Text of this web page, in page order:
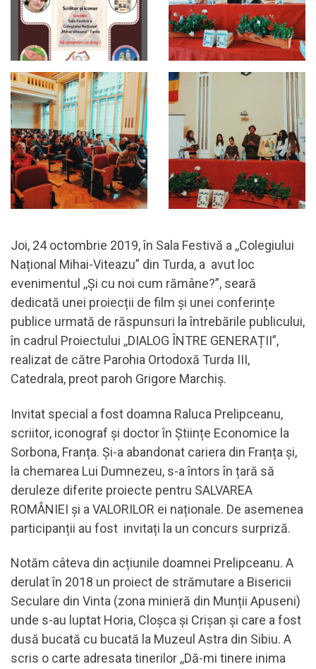
Joi, 24 octombrie 2019, în Sala Festivă a ,,Colegiului
Național Mihai-Viteazu” din Turda, a avut loc
evenimentul ,,Și cu noi cum rămâne?”, seară
dedicată unei proiecții de film și unei conferințe
publice urmată de răspunsuri la întrebările publicului,
în cadrul Proiectului ,,DIALOG ÎNTRE GENERAȚII”,
realizat de către Parohia Ortodoxă Turda III,
Catedrala, preot paroh Grigore Marchiș.
Invitat special a fost doamna Raluca Prelipceanu,
scriitor, iconograf și doctor în Științe Economice la
Sorbona, Franța. Și-a abandonat cariera din Franța și,
la chemarea Lui Dumnezeu, s-a întors în țară să
deruleze diferite proiecte pentru SALVAREA
ROMÂNIEI și a VALORILOR ei naționale. De asemenea
participanții au fost invitați la un concurs surpriză.
Notăm câteva din acțiunile doamnei Prelipceanu. A
derulat în 2018 un proiect de strămutare a Bisericii
Seculare din Vinta (zona minieră din Munții Apuseni)
unde s-au luptat Horia, Cloșca și Crișan și care a fost
dusă bucată cu bucată la Muzeul Astra din Sibiu. A
scris o carte adresata tinerilor ,,Dă-mi tinere inima